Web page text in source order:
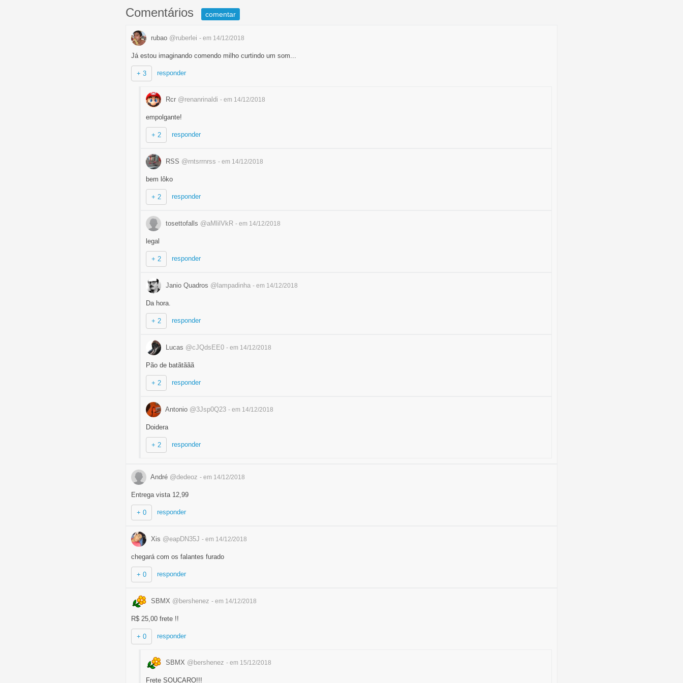
Comentários comentar
rubao @ruberlei - em 14/12/2018
Já estou imaginando comendo milho curtindo um som...
+ 3 responder
Rcr @renanrinaldi - em 14/12/2018
empolgante!
+ 2 responder
RSS @rntsrrnrss - em 14/12/2018
bem lôko
+ 2 responder
tosettofalls @aMlilVkR - em 14/12/2018
legal
+ 2 responder
Janio Quadros @lampadinha - em 14/12/2018
Da hora.
+ 2 responder
Lucas @cJQdsEE0 - em 14/12/2018
Pão de batãtããã
+ 2 responder
Antonio @3Jsp0Q23 - em 14/12/2018
Doidera
+ 2 responder
André @dedeoz - em 14/12/2018
Entrega vista 12,99
+ 0 responder
Xis @eapDN35J - em 14/12/2018
chegará com os falantes furado
+ 0 responder
SBMX @bershenez - em 14/12/2018
R$ 25,00 frete !!
+ 0 responder
SBMX @bershenez - em 15/12/2018
Frete SOUCARO!!!